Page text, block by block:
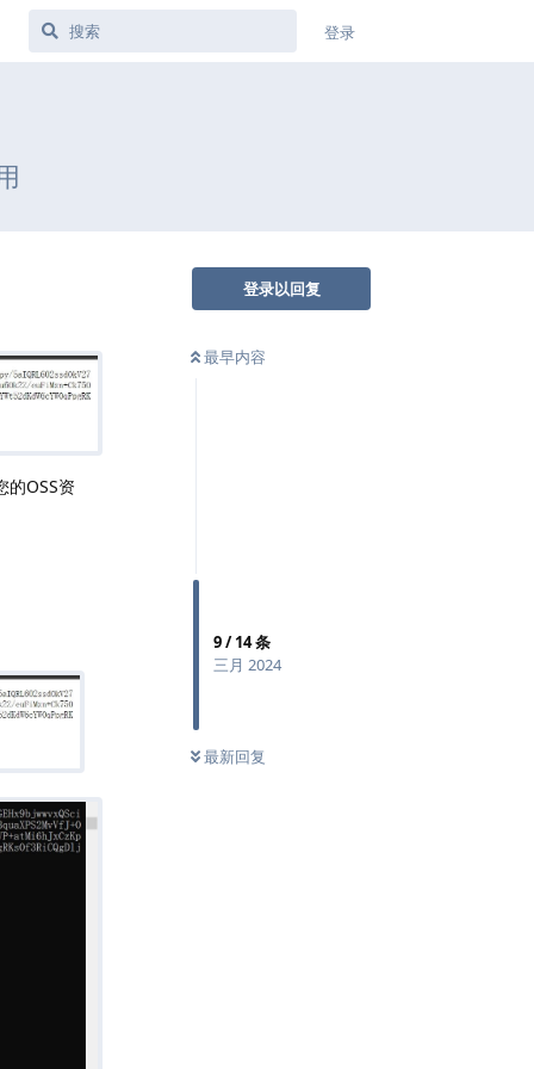
登录
登录以回复
最早内容
9/14条
三月 2024
最新回复
的OSS资